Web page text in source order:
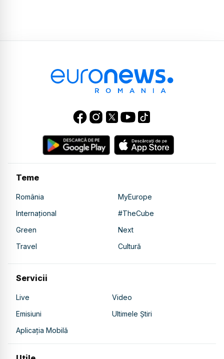
Teme
România
MyEurope
Internațional
#TheCube
Green
Next
Travel
Cultură
Servicii
Live
Video
Emisiuni
Ultimele Știri
Aplicația Mobilă